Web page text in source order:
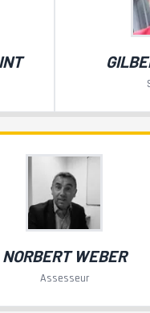
NORBERT WEBER
Assesseur